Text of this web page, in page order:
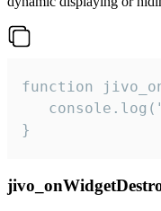
function
}